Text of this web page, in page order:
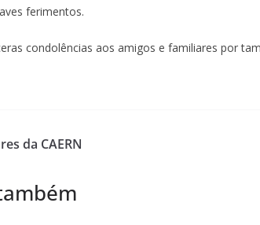
ferimentos.
condolências aos amigos e familiares por
da CAERN